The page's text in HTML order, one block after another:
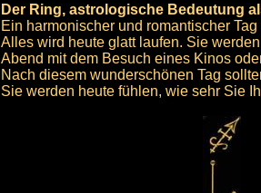
Der Ring, astrologische Bedeutung
Ein harmonischer und romantischer
Alles wird heute glatt laufen. Sie
Abend mit dem Besuch eines Kinos
Nach diesem wunderschönen Tag
Sie werden heute fühlen, wie sehr Sie